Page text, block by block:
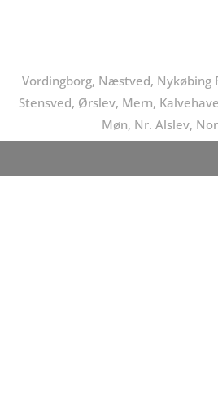
Vordingborg, Næstved, Nykøbing
Stensved, Ørslev, Mern,
Møn, Nr. Alslev,